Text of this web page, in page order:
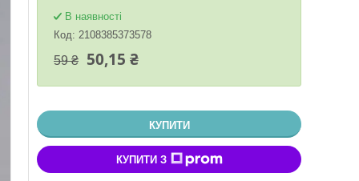
В наявності
Код: 2108385373578
59 ₴ 50,15 ₴
КУПИТИ
КУПИТИ З